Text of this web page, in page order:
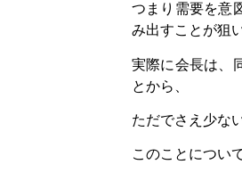
つまり需要を意
み出すことが狙い
実際に会長は、
とから、
ただでさえ少な
このことについ